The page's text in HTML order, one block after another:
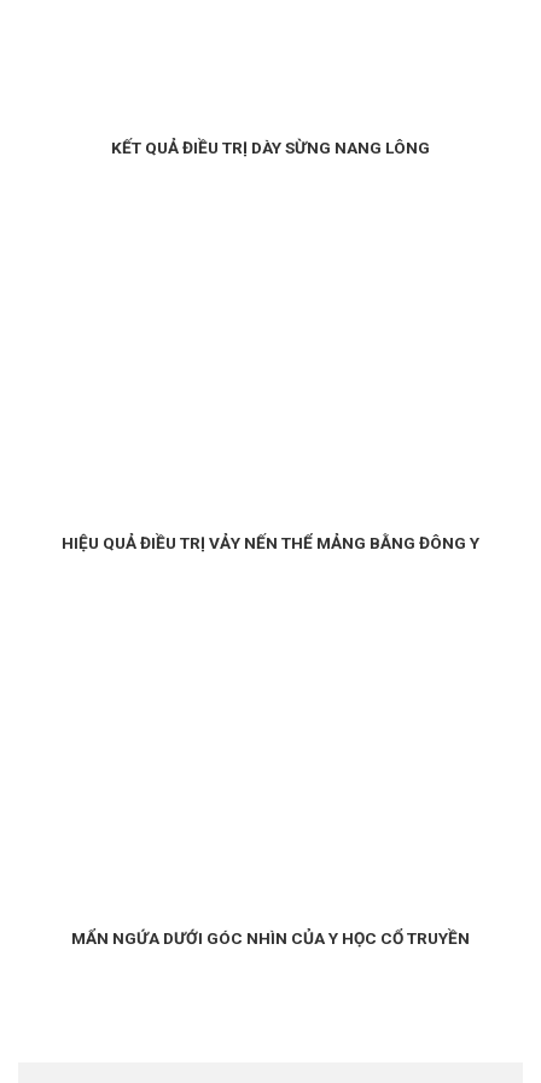
KẾT QUẢ ĐIỀU TRỊ DÀY SỪNG NANG LÔNG
HIỆU QUẢ ĐIỀU TRỊ VẢY NẾN THỂ MẢNG BẰNG ĐÔNG Y
MẨN NGỨA DƯỚI GÓC NHÌN CỦA Y HỌC CỔ TRUYỀN